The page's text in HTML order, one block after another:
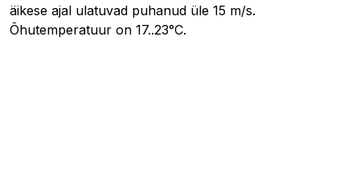
äikese ajal ulatuvad puhanud üle 15 m/s.
Õhutemperatuur on 17..23°C.